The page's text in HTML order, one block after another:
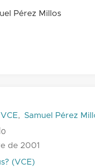
Pérez Millos
VCE, Samuel Pérez
de 2001
(VCE)